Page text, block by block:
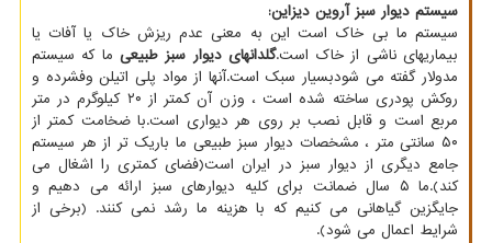
سیستم دیوار سبز آروین دیزاین:
سیستم ما بی خاک است این به معنی عدم ریزش خاک یا آفات یا
بیماریهای ناشی از خاک است.گلدانهای دیوار سبز طبیعی ما که سیستم
مدولار گفته می شودبسیار سبک است.آنها از مواد پلی اتیلن وفشرده و
روکش پودری ساخته شده است ، وزن آن کمتر از ۲۰ کیلوگرم در متر
مربع است و قابل نصب بر روی هر دیواری است.با ضخامت کمتر از
۵۰ سانتی متر ، مشخصات دیوار سبز طبیعی ما باریک تر از هر سیستم
جامع دیگری از دیوار سبز در ایران است(فضای کمتری را اشغال می
کند).ما ۵ سال ضمانت برای کلیه دیوارهای سبز ارائه می دهیم و
جایگزین گیاهانی می کنیم که با هزینه ما رشد نمی کنند. (برخی از
شرایط اعمال می شود).